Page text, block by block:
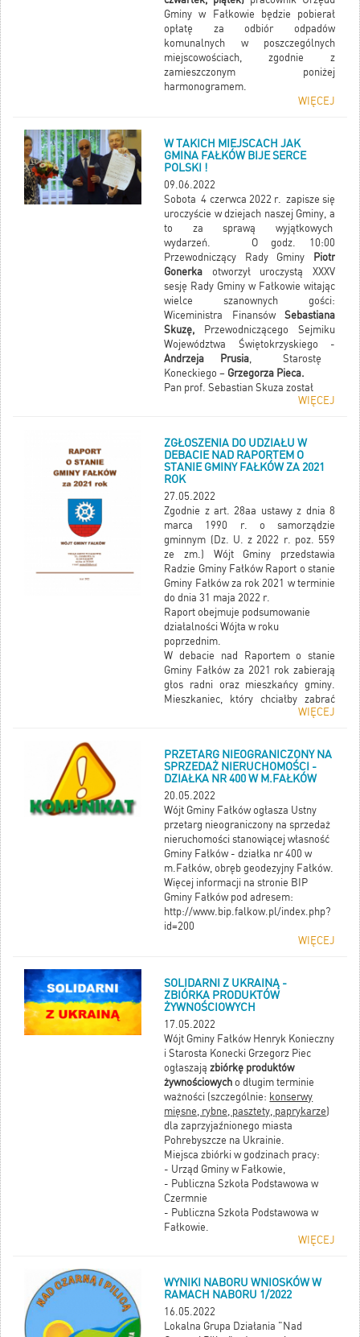
Gminy w Fałkowie będzie pobierał
opłatę za odbiór odpadów
komunalnych w poszczególnych
miejscowościach, zgodnie z
zamieszczonym poniżej
harmonogramem.
WIĘCEJ
W TAKICH MIEJSCACH JAK
GMINA FAŁKÓW BIJE SERCE
POLSKI !
09.06.2022
Sobota 4 czerwca 2022 r. zapisze się
uroczyście w dziejach naszej Gminy, a
to za sprawą wyjątkowych
wydarzeń. O godz. 10:00
Przewodniczący Rady Gminy
Piotr
Gonerka otworzył uroczystą XXXV
sesję Rady Gminy w Fałkowie witając
wielce szanownych gości:
Wiceministra Finansów Sebastiana
Skuzę,
Przewodniczącego Sejmiku
Województwa Świętokrzyskiego -
Andrzeja Prusia, Starostę
Koneckiego – Grzegorza Pieca.
Pan prof. Sebastian Skuza został
uhonorowany tytułem „PrzyjacielWIĘCEJ
ZGŁOSZENIA DO UDZIAŁU W
DEBACIE NAD RAPORTEM O
STANIE GMINY FAŁKÓW ZA 2021
ROK
27.05.2022
Zgodnie z art. 28aa ustawy z dnia 8
marca 1990 r. o samorządzie
gminnym (Dz. U. z 2022 r. poz. 559
ze zm.) Wójt Gminy przedstawia
Radzie Gminy Fałków Raport o stanie
Gminy Fałków za rok 2021 w terminie
do dnia 31 maja 2022 r.
Raport obejmuje podsumowanie
działalności Wójta w roku
poprzednim.
W debacie nad Raportem o stanie
Gminy Fałków za 2021 rok zabierają
głos radni oraz mieszkańcy gminy.
Mieszkaniec, który chciałby zabrać
głos w debacie zobowiązany jest
do Przewodniczącego Rady Gminy w
Fałkowie. Liczba mieszkańców
mogących zabrać głos w debacie
wynosi 15, chyba że rada postanowi o
zwiększeniu tej liczby.
WIĘCEJ
PRZETARG NIEOGRANICZONY NA
SPRZEDAŻ NIERUCHOMOŚCI -
DZIAŁKA NR 400 W M.FAŁKÓW
20.05.2022
Wójt Gminy Fałków ogłasza Ustny
przetarg nieograniczony na sprzedaż
nieruchomości stanowiącej własność
Gminy Fałków - działka nr 400 w
m.Fałków, obręb geodezyjny Fałków.
Więcej informacji na stronie BIP
Gminy Fałków pod adresem:
http://www.bip.falkow.pl/index.php?
id=200
WIĘCEJ
SOLIDARNI Z UKRAINĄ -
ZBIÓRKA PRODUKTÓW
ŻYWNOŚCIOWYCH
17.05.2022
Wójt Gminy Fałków Henryk Konieczny
i Starosta Konecki Grzegorz Piec
ogłaszajązbiórkę produktów
żywnościowych o długim terminie
ważności (szczególnie: konserwy
mięsne, rybne, pasztety, paprykarze)
dla zaprzyjaźnionego miasta
Pohrebyszcze na Ukrainie.
Miejsca zbiórki w godzinach pracy:
- Urząd Gminy w Fałkowie,
- Publiczna Szkoła Podstawowa w
Czermnie
- Publiczna Szkoła Podstawowa w
Fałkowie.
do 5 czerwca 2022 r.
WIĘCEJ
WYNIKI NABORU WNIOSKÓW W
RAMACH NABORU 1/2022
16.05.2022
Lokalna Grupa Działania "Nad